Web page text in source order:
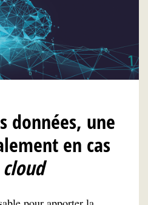
données, une
en cas
cloud